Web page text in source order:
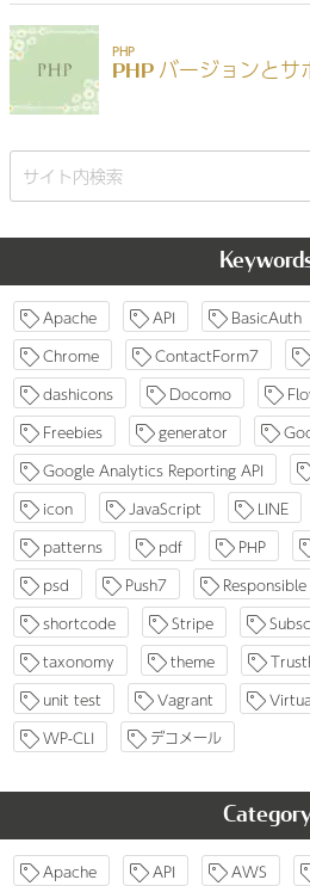
検
索:
Apache API BasicAuth
Chrome
ContactForm7
dashicons
Docomo
Freebies
generator
Google Analytics Reporting API
icon
JavaScript LINE
patterns
pdf PHP
psd
Push7 Responsible
shortcode
Stripe
taxonomy
theme
unit test
Vagrant
WP-CLI
デコメール
Apache API AWS